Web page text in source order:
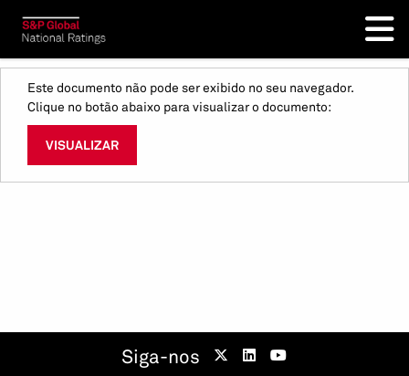
Este documento não pode ser exibido no seu navegador.
Clique no botão abaixo para visualizar o documento:
VISUALIZAR
Siga-nos